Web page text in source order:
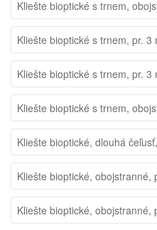
Kliešte bioptické s trnem,
Kliešte bioptické s trnem, pr. 3
Kliešte bioptické s trnem, pr. 3
Kliešte bioptické s trnem,
Kliešte bioptické, dlouhá
Kliešte bioptické, obojstranné,
Kliešte bioptické, obojstranné,